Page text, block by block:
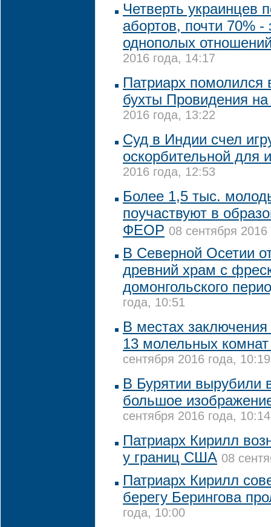
Четверть украинцев
абортов, почти 70% -
однополых
2016 года, 14:17
Патриарх помолился
бухты Провидения на
2016 года, 13:22
Суд в Индии счел
оскорбительной для
2016 года, 12:53
Более 1,5 тыс.
поучаствуют в
ФЕОР 08 сентября
В Северной Осетии
древний храм с
домонгольского
года, 10:51
В местах заключения
13 молельных
сентября 2016 года, 10:19
В Бурятии вырубили
большое
сентября 2016 года, 10:14
Патриарх Кирилл
у границ США 08
Патриарх Кирилл
берегу Берингова
года, 10:00